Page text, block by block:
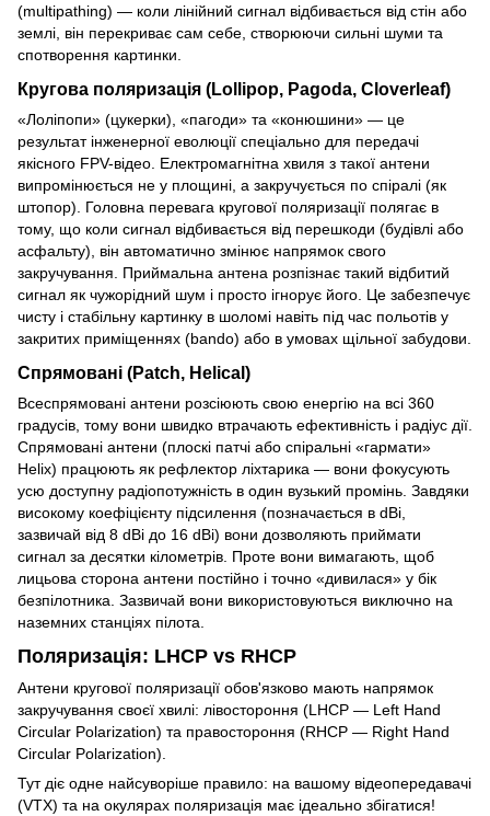
(multipathing) — коли лінійний сигнал відбивається від стін або
землі, він перекриває сам себе, створюючи сильні шуми та
спотворення картинки.
Кругова поляризація (Lollipop, Pagoda, Cloverleaf)
«Лоліпопи» (цукерки), «пагоди» та «конюшини» — це
результат інженерної еволюції спеціально для передачі
якісного FPV-відео. Електромагнітна хвиля з такої антени
випромінюється не у площині, а закручується по спіралі (як
штопор). Головна перевага кругової поляризації полягає в
тому, що коли сигнал відбивається від перешкоди (будівлі або
асфальту), він автоматично змінює напрямок свого
закручування. Приймальна антена розпізнає такий відбитий
сигнал як чужорідний шум і просто ігнорує його. Це забезпечує
чисту і стабільну картинку в шоломі навіть під час польотів у
закритих приміщеннях (bando) або в умовах щільної забудови.
Спрямовані (Patch, Helical)
Всеспрямовані антени розсіюють свою енергію на всі 360
градусів, тому вони швидко втрачають ефективність і радіус дії.
Спрямовані антени (плоскі патчі або спіральні «гармати»
Helix) працюють як рефлектор ліхтарика — вони фокусують
усю доступну радіопотужність в один вузький промінь. Завдяки
високому коефіцієнту підсилення (позначається в dBi,
зазвичай від 8 dBi до 16 dBi) вони дозволяють приймати
сигнал за десятки кілометрів. Проте вони вимагають, щоб
лицьова сторона антени постійно і точно «дивилася» у бік
безпілотника. Зазвичай вони використовуються виключно на
наземних станціях пілота.
Поляризація: LHCP vs RHCP
Антени кругової поляризації обов'язково мають напрямок
закручування своєї хвилі: лівостороння (LHCP — Left Hand
Circular Polarization) та правостороння (RHCP — Right Hand
Circular Polarization).
Тут діє одне найсуворіше правило: на вашому відеопередавачі
(VTX) та на окулярах поляризація має ідеально збігатися!